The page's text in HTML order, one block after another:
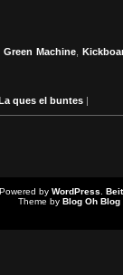
,Green Machine
ques el buntes |
Powered by WordPress
Theme by Blog Oh Blog